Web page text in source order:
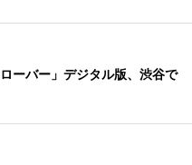
ーバー」デジタル版、渋谷で